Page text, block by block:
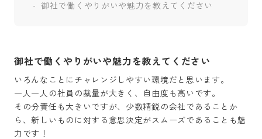
御社で働くやりがいや魅力を教えてください
御社で働くやりがいや魅力を教えてください
いろんなことにチャレンジしやすい環境だと思います。
一人一人の社員の裁量が大きく、自由度も高いです。
その分責任も大きいですが、少数精鋭の会社であることか
ら、新しいものに対する意思決定がスムーズであることも魅
力です！